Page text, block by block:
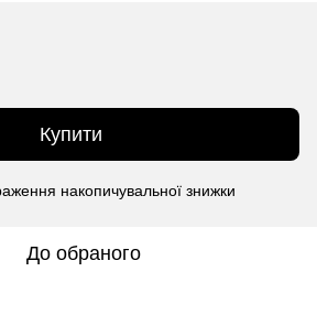
Купити
накопичувальної знижки
До обраного